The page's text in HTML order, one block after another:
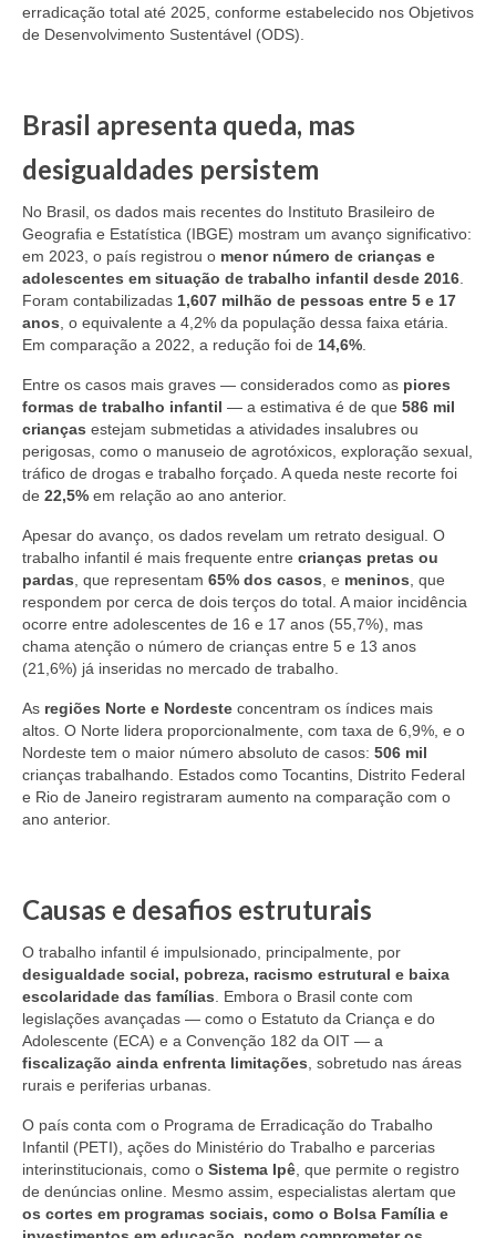
erradicação total até 2025, conforme estabelecido nos Objetivos
de Desenvolvimento Sustentável (ODS).
Brasil apresenta queda, mas
desigualdades persistem
No Brasil, os dados mais recentes do Instituto Brasileiro de
Geografia e Estatística (IBGE) mostram um avanço significativo:
em 2023, o país registrou o menor número de crianças e
adolescentes em situação de trabalho infantil desde 2016
Foram contabilizadas 1,607 milhão de pessoas entre 5 e 17
anos , o equivalente a 4,2% da população dessa faixa etária.
Em comparação a 2022, a redução foi de 14,6%
Entre os casos mais graves — considerados como as piores
formas de trabalho infantil — a estimativa é de que 586 mil
crianças estejam submetidas a atividades insalubres ou
perigosas, como o manuseio de agrotóxicos, exploração sexual,
tráfico de drogas e trabalho forçado. A queda neste recorte foi
de 22,5% em relação ao ano anterior.
Apesar do avanço, os dados revelam um retrato desigual. O
trabalho infantil é mais frequente entre crianças pretas ou
pardas , que representam 65% dos casos , e meninos , que
respondem por cerca de dois terços do total. A maior incidência
ocorre entre adolescentes de 16 e 17 anos (55,7%), mas
chama atenção o número de crianças entre 5 e 13 anos
(21,6%) já inseridas no mercado de trabalho.
As regiões Norte e Nordeste concentram os índices mais
altos. O Norte lidera proporcionalmente, com taxa de 6,9%, e o
Nordeste tem o maior número absoluto de casos: 506 mil
crianças trabalhando. Estados como Tocantins, Distrito Federal
e Rio de Janeiro registraram aumento na comparação com o
ano anterior.
Causas e desafios estruturais
O trabalho infantil é impulsionado, principalmente, por
desigualdade social, pobreza, racismo estrutural e baixa
escolaridade das famílias. Embora o Brasil conte com
legislações avançadas — como o Estatuto da Criança e do
Adolescente (ECA) e a Convenção 182 da OIT — a
fiscalização ainda enfrenta limitações, sobretudo nas áreas
rurais e periferias urbanas.
O país conta com o Programa de Erradicação do Trabalho
Infantil (PETI), ações do Ministério do Trabalho e parcerias
interinstitucionais, como o Sistema Ipê, que permite o registro
de denúncias online. Mesmo assim, especialistas alertam que
os cortes em programas sociais, como o Bolsa Família e